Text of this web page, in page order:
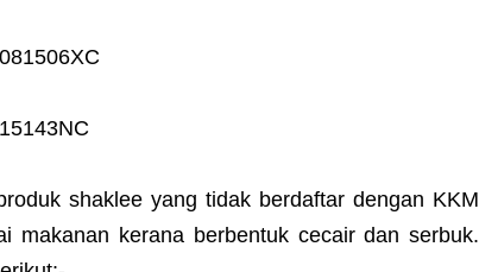
shaklee yang tidak berdaftar dengan KKM
makanan kerana berbentuk cecair dan serbuk.